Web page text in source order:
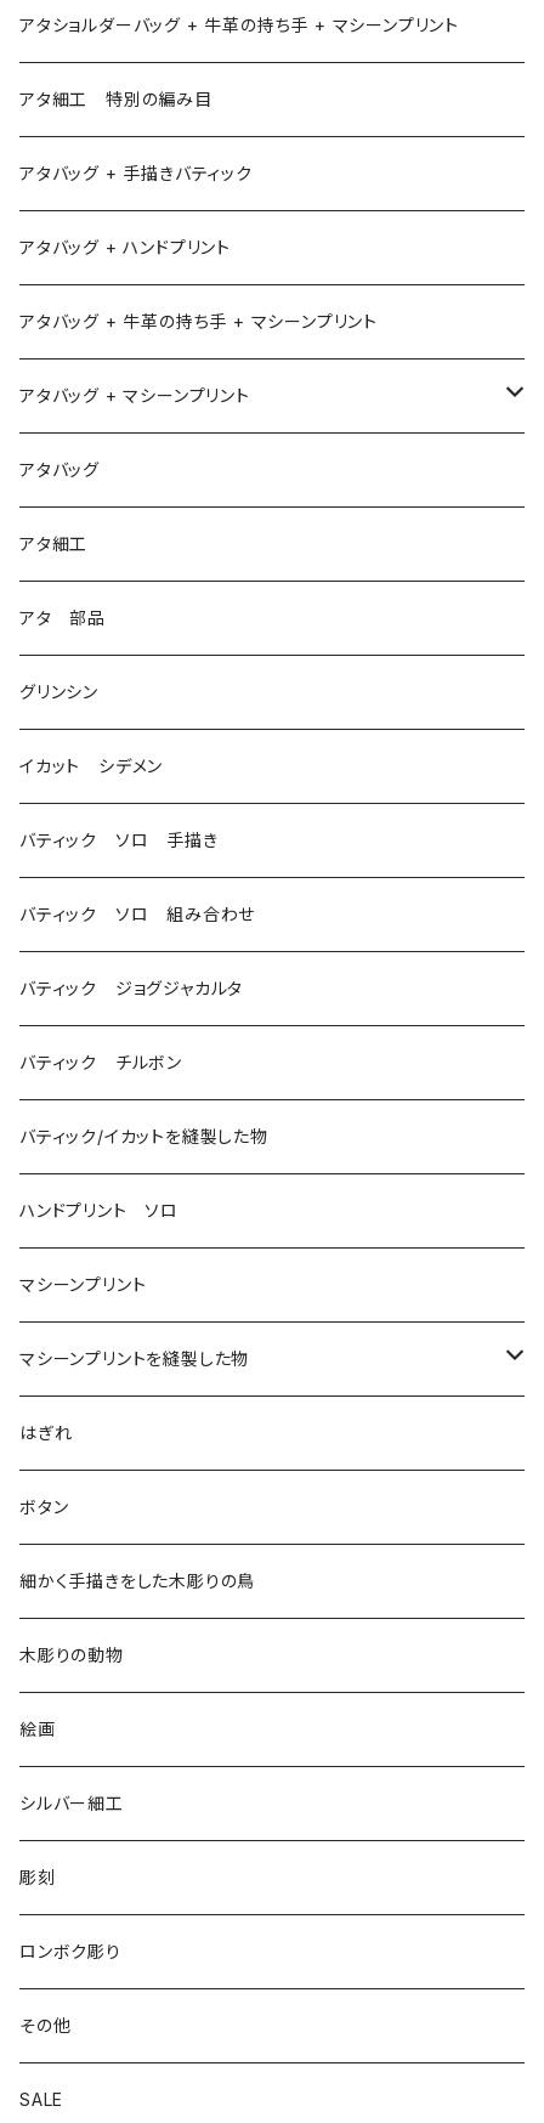
アタショルダーバッグ + 牛革の持ち手 + マシーンプリント
アタ細工 特別の編み目
アタバッグ + 手描きバティック
アタバッグ + ハンドプリント
アタバッグ + 牛革の持ち手 + マシーンプリント
アタバッグ + マシーンプリント
1
2
3
アタバッグ
アタ細工
アタ 部品
グリンシン
イカット シデメン
バティック ソロ 手描き
バティック ソロ 組み合わせ
バティック ジョグジャカルタ
バティック チルボン
バティック/イカットを縫製した物
ハンドプリント ソロ
マシーンプリント
マシーンプリントを縫製した物
アロハシャツ
2018
2019
ドレスシャツ
チュニック
リバーシブル 帽子
リバーシブル エコバッグ
はぎれ
ボタン
細かく手描きをした木彫りの鳥
木彫りの動物
絵画
シルバー細工
彫刻
ロンボク彫り
その他
SALE